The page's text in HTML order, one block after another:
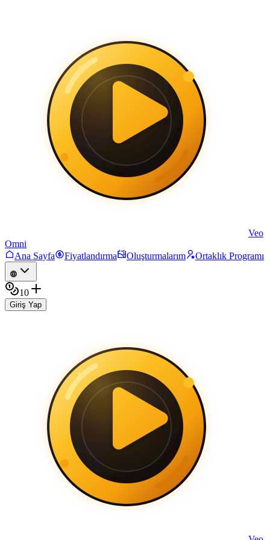
Veo
Omni
Ana Sayfa
Fiyatlandırma Oluşturmalarım Ortaklık Programı
10
Giriş Yap